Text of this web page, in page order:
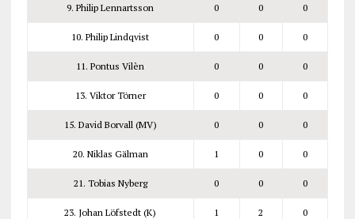
9. Philip Lennartsson 0 0 0
10. Philip Lindqvist 0 0 0
11. Pontus Vilèn 0 0 0
13. Viktor Törner 0 0 0
15. David Borvall (MV) 0 0 0
20. Niklas Gälman 1 0 0
21. Tobias Nyberg 0 0 0
23. Johan Löfstedt (K) 1 2 0